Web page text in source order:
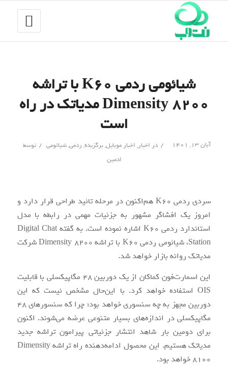
شیائومی ردمی K60 با تراشه
Dimensity 8200 مدیاتک در راه
است
آبان ۱۳, ۱۴۰۱ / در اخبار, اخبار موبایل,برگزیده, ردمی,شیائومی / توسط
ادمین
سردی ردمی K60 هم‌اکنون در مرحله تائید طراحی قرار دارد و
امروز یک افشاگر مشهور به جزئیات مهمی در رابطه با مدل
استاندارد ردمی K60 اشاره نموده است. به گفته Digital Chat
Station، شیائومی ردمی K60 با تراشه Dimensity 8200 شرکت
مدیاتک روانه بازار خواهد شد.
این اسمارت‌فون کماکان از یک دوربین 48 مگاپیکسلی با قابلیت
OIS استفاده خواهد کرد. با این‌حال مشخص نیست که این
دوربین مجهز به چه سنسوری خواهد بود؛ چرا که سنسورهای 48
مگاپیکسلی در اندازه‌های بسیار متنوعی عرضه می‌شوند. اکنون
برای دومین بار شاهد انتشار جزئیاتی پیرامون تراشه جدید
مدیاتک هستیم. این محصول ادامه‌دهنده راه تراشه Dimensity
8100 خواهد بود.